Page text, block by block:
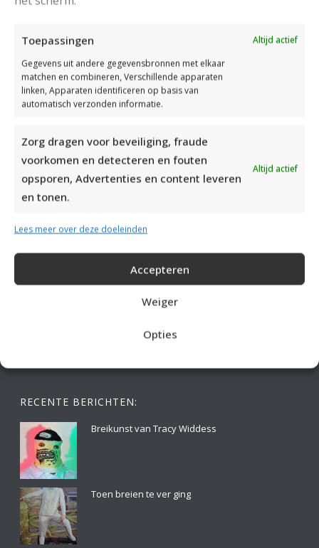
Toepassingen
Altijd actief
Gegevens uit andere gegevensbronnen met elkaar
matchen en combineren, Verschillende apparaten
linken, Apparaten identificeren op basis van
automatisch verzonden informatie.
Zorg dragen voor beveiliging, fraude
voorkomen en detecteren en fouten
opsporen, Advertenties en content leveren
en tonen.
Altijd actief
Lees meer over deze doeleinden
Accepteren
Weiger
Opties
IDEALE CAPUCHONTRUI BREIEN VOOR THUIS OP DE BANK
RECENTE BERICHTEN:
Breikunst van Tracy Widdess
Toen breien te ver ging